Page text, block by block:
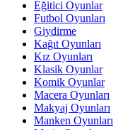
Eğitici Oyunlar
Futbol Oyunları
Giydirme
Kağıt Oyunları
Kız Oyunları
Klasik Oyunlar
Komik Oyunlar
Macera Oyunları
Makyaj Oyunları
Manken Oyunları